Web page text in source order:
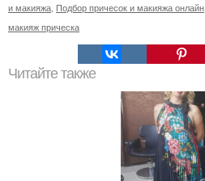
и макияжа Подбор причесок и макияжа онлайн
макияж прическа
Читайте также